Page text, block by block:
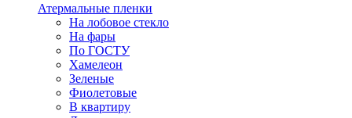
Атермальные пленки
На лобовое стекло
На фары
По ГОСТУ
Хамелеон
Зеленые
Фиолетовые
В квартиру